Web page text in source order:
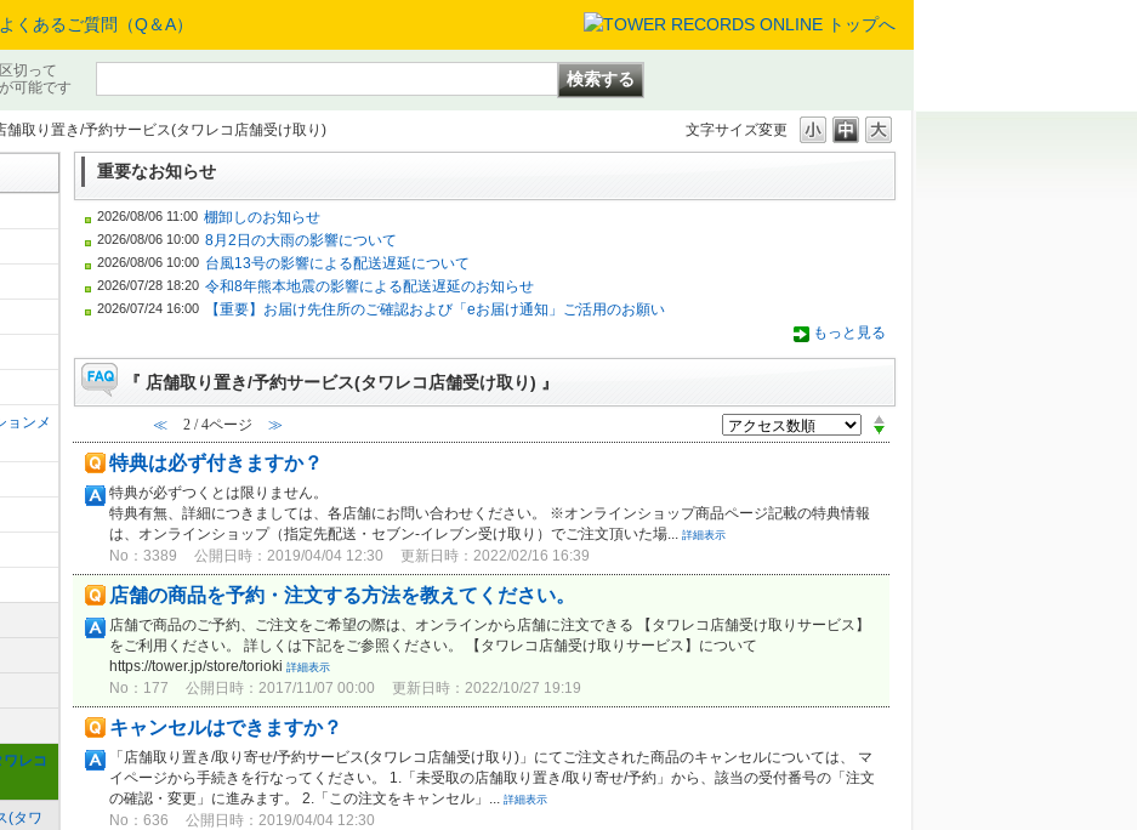
切って
可能です
文字サイズ変更
舗取り置き/予約サービス(タワレコ店舗受け取り)
ョンメ
レコ
(タワ
重要なお知らせ
2026/08/06 11:00 棚卸しのお知らせ
2026/08/06 10:00 8月2日の大雨の影響について
2026/08/06 10:00 台風13号の影響による配送遅延について
2026/07/28 18:20 令和8年熊本地震の影響による配送遅延のお知らせ
2026/07/24 16:00
【重要】お届け先住所のご確認および「eお届け通知」ご活用のお願い
もっと見る
『 店舗取り置き/予約サービス(タワレコ店舗受け取り) 』
≪ 2 / 4ページ ≫
特典は必ず付きますか？
特典が必ずつくとは限りません。
特典有無、詳細につきましては、各店舗にお問い合わせください。 ※オンラインショップ商品ページ記載の特典情報
は、オンラインショップ（指定先配送・セブン-イレブン受け取り）でご注文頂いた場...
詳細表示
No：3389 公開日時：2019/04/04 12:30 更新日時：2022/02/16 16:39
店舗の商品を予約・注文する方法を教えてください。
店舗で商品のご予約、ご注文をご希望の際は、オンラインから店舗に注文できる 【タワレコ店舗受け取りサービス】
をご利用ください。 詳しくは下記をご参照ください。 【タワレコ店舗受け取りサービス】について
https://tower.jp/store/torioki 詳細表示
No：177 公開日時：2017/11/07 00:00 更新日時：2022/10/27 19:19
キャンセルはできますか？
「店舗取り置き/取り寄せ/予約サービス(タワレコ店舗受け取り)」にてご注文された商品のキャンセルについては、 マ
イページから手続きを行なってください。 1.「未受取の店舗取り置き/取り寄せ/予約」から、該当の受付番号の「注文
の確認・変更」に進みます。 2.「この注文をキャンセル」...
詳細表示
No：636 公開日時：2019/04/04 12:30